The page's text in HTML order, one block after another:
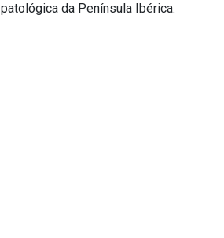
patológica da Península Ibérica.